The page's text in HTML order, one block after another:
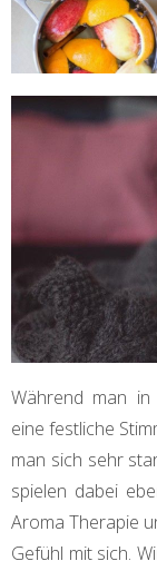
Während man in
eine festliche
man sich sehr
spielen dabei
Aroma Therapie
Gefühl mit sich.